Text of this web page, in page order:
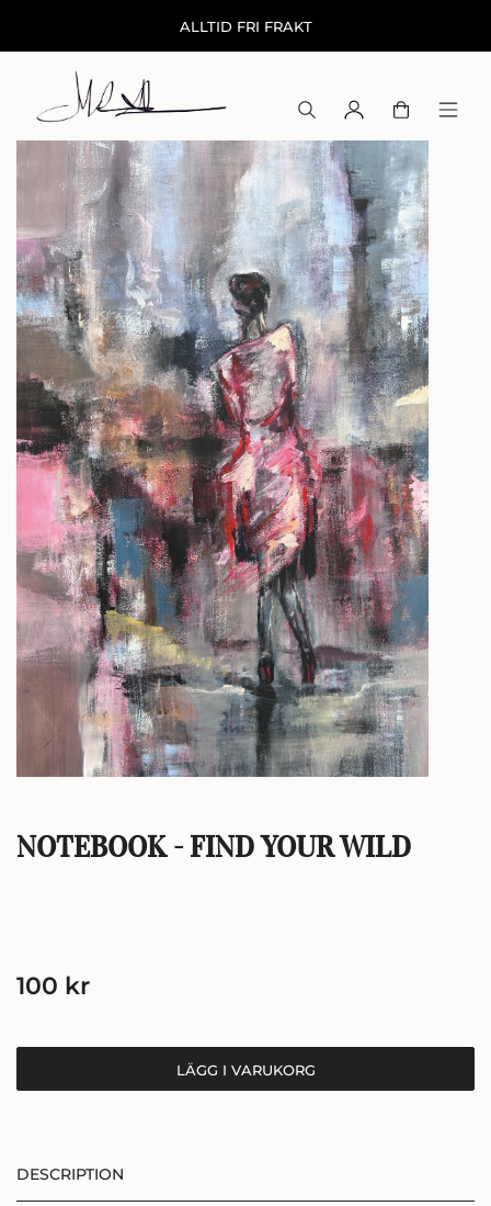
ALLTID FRI FRAKT
NOTEBOOK - FIND YOUR WILD
100 kr
LÄGG I VARUKORG
DESCRIPTION